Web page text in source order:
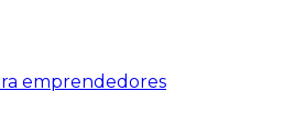
emprendedores